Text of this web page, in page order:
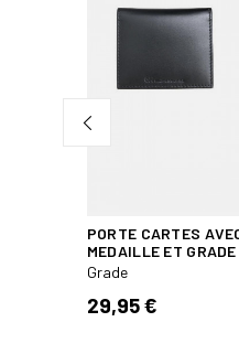
PORTE CARTES
MEDAILLE ET
Grade
29,95 €